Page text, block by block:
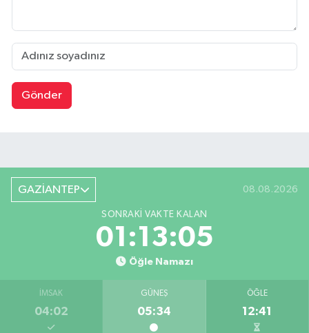
Gönder
GAZİANTEP 08.08.2026
SONRAKI VAKTE KALAN
01:13:04
Öğle Namazı
İMSAK
04:02
GÜNEŞ
05:34
ÖĞLE
12:41